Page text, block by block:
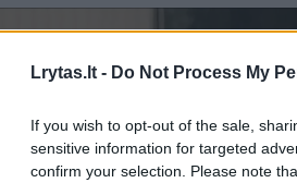
Lrytas.lt - Do Not Process My
If you wish to opt-out of the sale,
sensitive information for targeted
confirm your selection. Please note